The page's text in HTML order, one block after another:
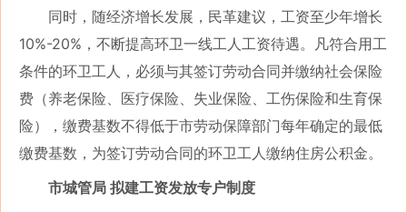
同时，随经济增长发展，民革建议，工资至少年增长
10%-20%，不断提高环卫一线工人工资待遇。凡符合用工
条件的环卫工人，必须与其签订劳动合同并缴纳社会保险
费（养老保险、医疗保险、失业保险、工伤保险和生育保
险），缴费基数不得低于市劳动保障部门每年确定的最低
缴费基数，为签订劳动合同的环卫工人缴纳住房公积金。
市城管局 拟建工资发放专户制度